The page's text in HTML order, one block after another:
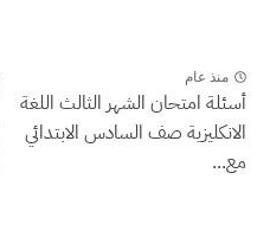
منذ عام
أسئلة امتحان الشهر الثالث اللغة
الانكليزية صف السادس الابتدائي
مع...